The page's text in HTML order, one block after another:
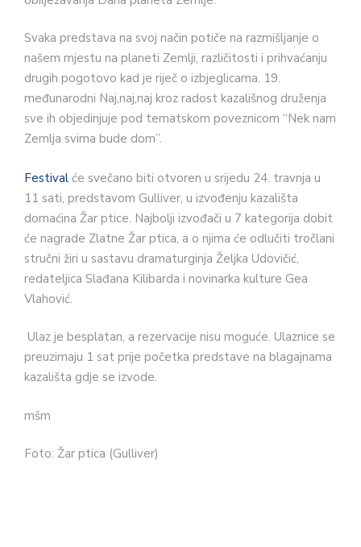
Svaka predstava na svoj način potiče na razmišljanje o
našem mjestu na planeti Zemlji, različitosti i prihvaćanju
drugih pogotovo kad je riječ o izbjeglicama. 19.
međunarodni Naj,naj,naj kroz radost kazališnog druženja
sve ih objedinjuje pod tematskom poveznicom “Nek nam
Zemlja svima bude dom”.
Festival će svečano biti otvoren u srijedu 24. travnja u
11 sati, predstavom Gulliver, u izvođenju kazališta
domaćina Žar ptice. Najbolji izvođači u 7 kategorija dobit
će nagrade Zlatne Žar ptica, a o njima će odlučiti tročlani
stručni žiri u sastavu dramaturginja Željka Udovičić,
redateljica Slađana Kilibarda i novinarka kulture Gea
Vlahović.
Ulaz je besplatan, a rezervacije nisu moguće. Ulaznice se
preuzimaju 1 sat prije početka predstave na blagajnama
kazališta gdje se izvode.
mšm
Foto: Žar ptica (Gulliver)